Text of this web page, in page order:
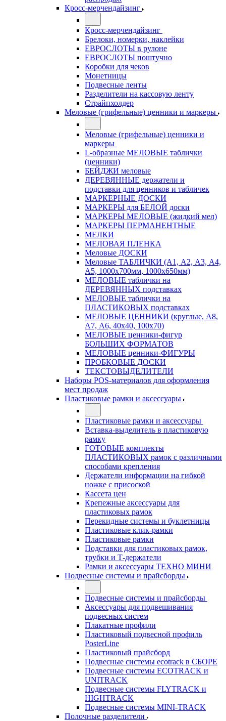
Кросс-мерчендайзинг
Кросс-мерчендайзинг
Брелоки, номерки, наклейки
ЕВРОСЛОТЫ в рулоне
ЕВРОСЛОТЫ поштучно
Коробки для чеков
Монетницы
Подвесные ленты
Разделители на кассовую ленту
Страйпхолдер
Меловые (грифельные) ценники и маркеры
Меловые (грифельные) ценники и
маркеры
L-образные МЕЛОВЫЕ таблички
(ценники)
БЕЙДЖИ меловые
ДЕРЕВЯННЫЕ держатели и
подставки для ценников и табличек
МАРКЕРНЫЕ ДОСКИ
МАРКЕРЫ для БЕЛОЙ доски
МАРКЕРЫ МЕЛОВЫЕ (жидкий мел)
МАРКЕРЫ ПЕРМАНЕНТНЫЕ
МЕЛКИ
МЕЛОВАЯ ПЛЕНКА
Меловые ДОСКИ
Меловые ТАБЛИЧКИ (А1, А2, А3, А4,
А5, 1000х700мм, 1000х650мм)
МЕЛОВЫЕ таблички на
ДЕРЕВЯННЫХ подставках
МЕЛОВЫЕ таблички на
ПЛАСТИКОВЫХ подставках
МЕЛОВЫЕ ЦЕННИКИ (круглые, А8,
А7, А6, 40х40, 100х70)
МЕЛОВЫЕ ценники-фигур
БОЛЬШИХ ФОРМАТОВ
МЕЛОВЫЕ ценники-ФИГУРЫ
ПРОБКОВЫЕ ДОСКИ
ТЕКСТОВЫДЕЛИТЕЛИ
Наборы POS-материалов для оформления
мест продаж
Пластиковые рамки и аксессуары
Пластиковые рамки и аксессуары
Вставка-выделитель в пластиковую
рамку
ГОТОВЫЕ комплекты
ПЛАСТИКОВЫХ рамок с различными
способами крепления
Держатели информации на гибкой
ножке с присоской
Кассета цен
Крепежные аксессуары для
пластиковых рамок
Перекидные системы и буклетницы
Пластиковые клик-рамки
Пластиковые рамки
Подставки для пластиковых рамок,
трубки и Т-держатели
Рамки и аксессуары ТЕХНО МИНИ
Подвесные системы и прайсборды
Подвесные системы и прайсборды
Аксессуары для подвешивания
подвесных систем
Плакатные профили
Пластиковый подвесной профиль
PosterLine
Пластиковый прайсборд
Подвесные системы ecotrack в СБОРЕ
Подвесные системы ECOTRACK и
UNITRACK
Подвесные системы FLYTRACK и
HIGHTRACK
Подвесные системы MINI-TRACK
Полочные разделители